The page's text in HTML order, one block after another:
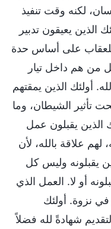
لكنه وقت تنفيذ
الذين يعيقون تدبير
على أساس حدة
كل من هم داخل تيار
أولئك الذين يمقتهم
تأثير الشيطان، وما
الذين يقبلون عمل
لهم علاقة بالله، لأن
يقبلونه وليس كل
أو لا. العمل الذي
في نزوة. أولئك
شهادةً لله فضلاً